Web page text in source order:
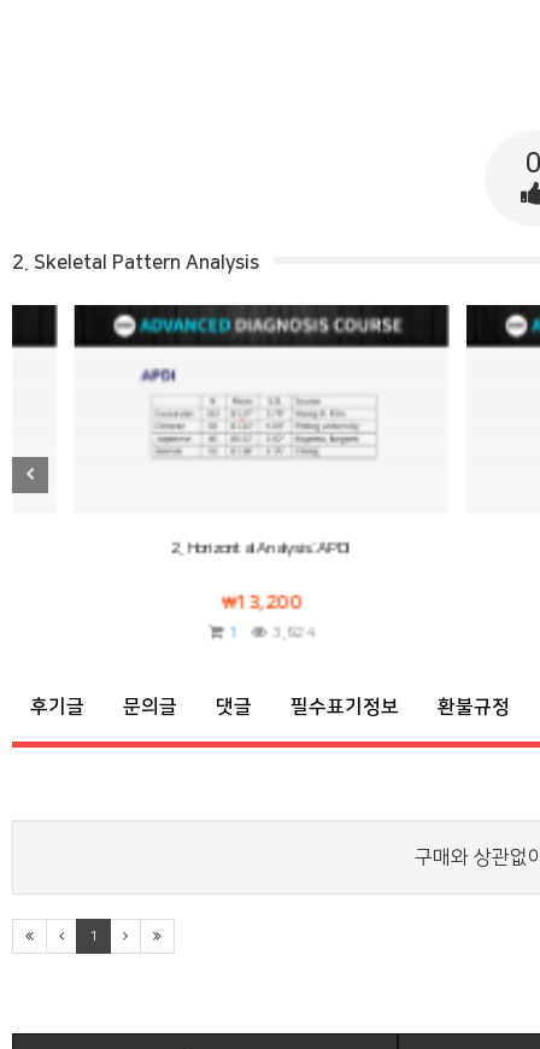
0
2. Skeletal Pattern Analysis
2. Horizontal Analysis: APDI
13,200
3,924
후기글 문의글 댓글 필수표기정보 환불규정
구매와 상관없
1